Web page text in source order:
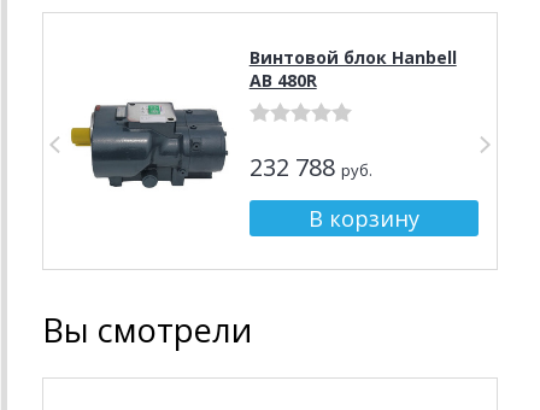
Винтовой блок Hanbell
AB 480R
232 788 руб.
Вы смотрели